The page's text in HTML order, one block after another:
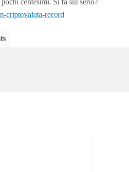
centesimi. Si fa sul serio?
criptovaluta-record